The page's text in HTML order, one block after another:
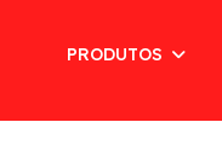
PRODUTOS